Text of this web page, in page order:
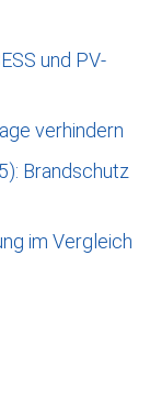
und PV-
verhindern
Brandschutz
im Vergleich